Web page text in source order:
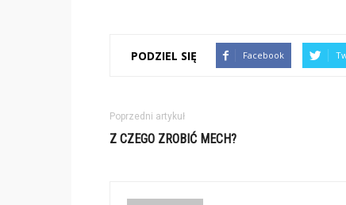
PODZIEL SIĘ Facebook
Poprzedni artykuł
Z CZEGO ZROBIĆ MECH?